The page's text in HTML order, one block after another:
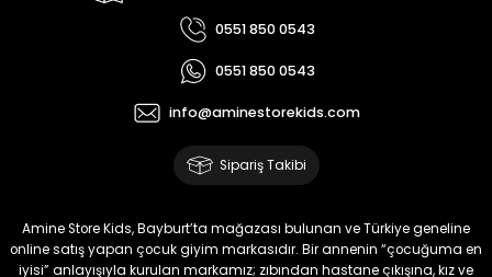
₺ 2.340
Koren Kız Çocuk ve Bebek Tayt
₺ 320
₺ 250
Yeni
Koren Kız Çocuk ve Bebek Tayt
₺ 320
₺ 250
0551 850 0543
0551 850 0543
info@aminestorekids.com
Sipariş Takibi
Amine Store Kids, Bayburt’ta mağazası bulunan ve Türkiye geneline
online satış yapan çocuk giyim markasıdır. Bir annenin “çocuğuma en
iyisi” anlayışıyla kurulan markamız; zıbından hastane çıkışına, kız ve